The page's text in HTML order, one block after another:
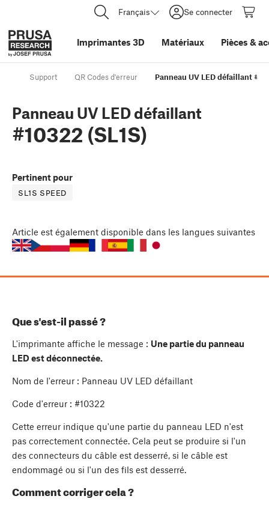
Français Se connecter
Imprimantes 3D Matériaux Pièces &
Support QR Codes d'erreur Panneau UV LED défaillant
Panneau UV LED défaillant
#10322 (SL1S)
Pertinent pour
SL1S SPEED
Article est également disponible dans les langues suivantes
Que s'est-il passé ?
L'imprimante affiche le message : Une partie du panneau
LED est déconnectée.
Nom de l'erreur : Panneau UV LED défaillant
Code d'erreur : #10322
Cette erreur indique qu'une partie du panneau LED n'est
pas correctement connectée. Cela peut se produire si l'un
des connecteurs du câble est desserré, si le câble est
endommagé ou si l'un des fils est desserré.
Comment corriger cela ?